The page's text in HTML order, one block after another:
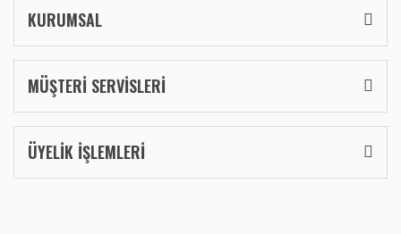
KURUMSAL
MÜŞTERİ SERVİSLERİ
ÜYELİK İŞLEMLERİ